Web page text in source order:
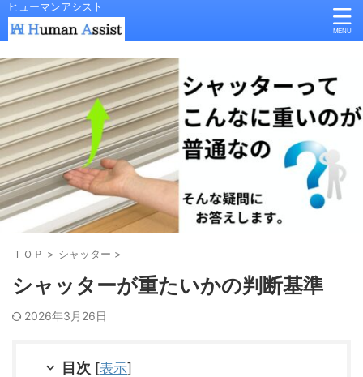
ヒューマンアシスト
ＴＯＰ > シャッター >
シャッターが重たいかの判断基準
2026年3月26日
目次 [表示]